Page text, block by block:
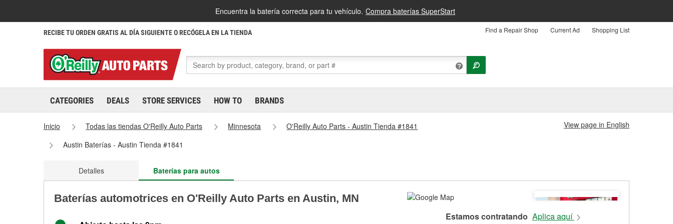
Encuentra la batería correcta para tu vehículo. Compra baterías SuperStart
RECIBE TU ORDEN GRATIS AL DÍA SIGUIENTE O RECÓGELA EN LA TIENDA Find a Repair Shop Current Ad Shopping List
CATEGORIES DEALS STORE SERVICES HOW TO BRANDS
Inicio Todas las tiendas O'Reilly Auto Parts Minnesota
O'Reilly Auto Parts - Austin Tienda #1841
Austin Baterías - Austin Tienda #1841
View page in English
Detalles Baterías para autos
Baterías automotrices en O'Reilly Auto Parts en Austin, MN
Estamos contratando Aplica aquí